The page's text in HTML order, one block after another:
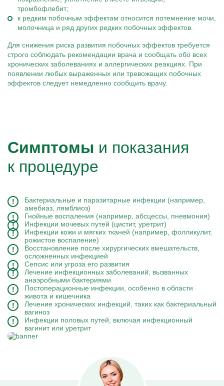
тромбофлебит;
к редким побочным эффектам относится потемнение мочи,
молочница и ряд других редких побочных эффектов.
Для снижения риска развития побочных эффектов требуется
строго соблюдать рекомендации врача и сообщать обо всех
хронических заболеваниях и аллергических реакциях. При
появлении любых выраженных или тревожащих побочных
эффектов следует немедленно сообщить врачу.
Симптомы и показания
к процедуре
Бактериальные и паразитарные инфекции (например,
амебиаз, лямблиоз)
Гнойные воспаления (например, абсцессы, пневмония)
Инфекции мочевых путей (цистит, уретрит)
Инфекции кожи и мягких тканей (например, фолликулит,
рожистое воспаление)
Восстановление после хирургических вмешательств,
осложненных инфекцией
Сепсис или угроза его развития
Лечение инфекционных заболеваний, вызванных
анаэробными бактериями
Постоперационные инфекции, особенно в области
живота и кишечника
Лечение хронических инфекций, таких как бактериальный
вагиноз
Инфекции половых путей, включая инфекционный
вагинит или уретрит